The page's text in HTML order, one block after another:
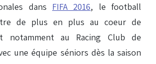
dans FIFA 2016, le football
de plus en plus au coeur de
notamment au Racing Club de
une équipe séniors dès la saison